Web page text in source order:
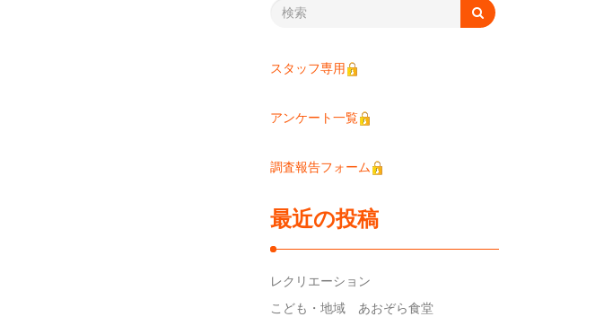
スタッフ専用
アンケート一覧
調査報告フォーム
最近の投稿
レクリエーション
こども・地域 あおぞら食堂